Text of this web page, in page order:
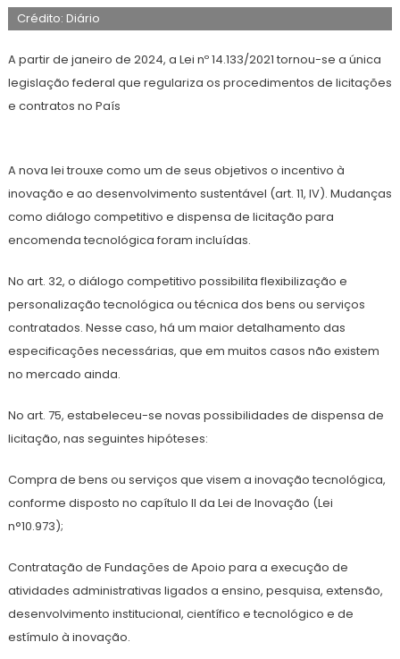
agosto
2024
Crédito: Diário
A partir de janeiro de 2024, a Lei nº 14.133/2021 tornou-se a única
legislação federal que regulariza os procedimentos de licitações
e contratos no País
A nova lei trouxe como um de seus objetivos o incentivo à
inovação e ao desenvolvimento sustentável (art. 11, IV). Mudanças
como diálogo competitivo e dispensa de licitação para
encomenda tecnológica foram incluídas.
No art. 32, o diálogo competitivo possibilita flexibilização e
personalização tecnológica ou técnica dos bens ou serviços
contratados. Nesse caso, há um maior detalhamento das
especificações necessárias, que em muitos casos não existem
no mercado ainda.
No art. 75, estabeleceu-se novas possibilidades de dispensa de
licitação, nas seguintes hipóteses:
Compra de bens ou serviços que visem a inovação tecnológica,
conforme disposto no capítulo II da Lei de Inovação (Lei
n°10.973);
Contratação de Fundações de Apoio para a execução de
atividades administrativas ligados a ensino, pesquisa, extensão,
desenvolvimento institucional, científico e tecnológico e de
estímulo à inovação.